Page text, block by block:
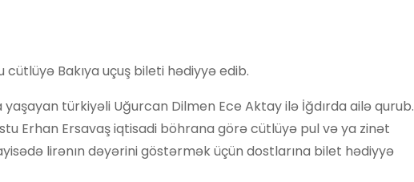
Bakıya uçuş bileti hədiyyə edib.
türkiyəli Uğurcan Dilmen Ece Aktay ilə İğdırda ailə qurub.
Erhan Ersavaş iqtisadi böhrana görə cütlüyə pul və ya zinət
lirənın dəyərini göstərmək üçün dostlarına bilet hədiyyə